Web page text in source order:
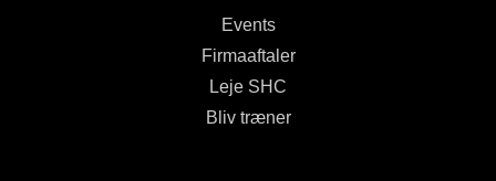
Events
Firmaaftaler
Leje SHC
Bliv træner